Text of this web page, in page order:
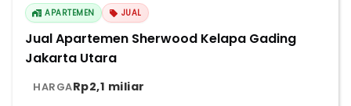
APARTEMEN JUAL
Jual Apartemen Sherwood Kelapa Gading
Jakarta Utara
HARGARp2,1 miliar